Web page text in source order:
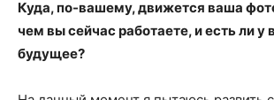
Куда, по-вашему, движется ваша
чем вы сейчас работаете, и есть ли у
будущее?